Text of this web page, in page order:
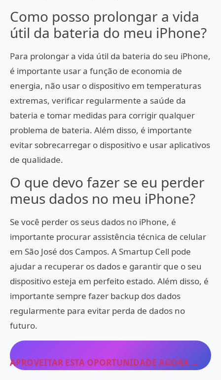
Como posso prolongar a vida
útil da bateria do meu iPhone?
Para prolongar a vida útil da bateria do seu iPhone,
é importante usar a função de economia de
energia, não usar o dispositivo em temperaturas
extremas, verificar regularmente a saúde da
bateria e tomar medidas para corrigir qualquer
problema de bateria. Além disso, é importante
evitar sobrecarregar o dispositivo e usar aplicativos
de qualidade.
O que devo fazer se eu perder
meus dados no meu iPhone?
Se você perder os seus dados no iPhone, é
importante procurar assistência técnica de celular
em São José dos Campos. A Smartup Cell pode
ajudar a recuperar os dados e garantir que o seu
dispositivo esteja em perfeito estado. Além disso, é
importante sempre fazer backup dos dados
regularmente para evitar perda de dados no
futuro.
APROVEITAR ESTA OPORTUNIDADE AGORA →